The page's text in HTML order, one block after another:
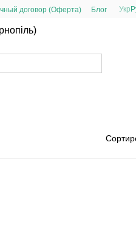
договор (Оферта) Блог Укр